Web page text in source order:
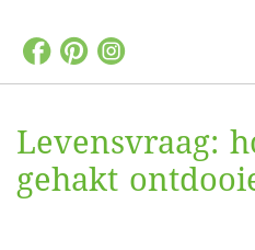
Levensvraag:
gehakt